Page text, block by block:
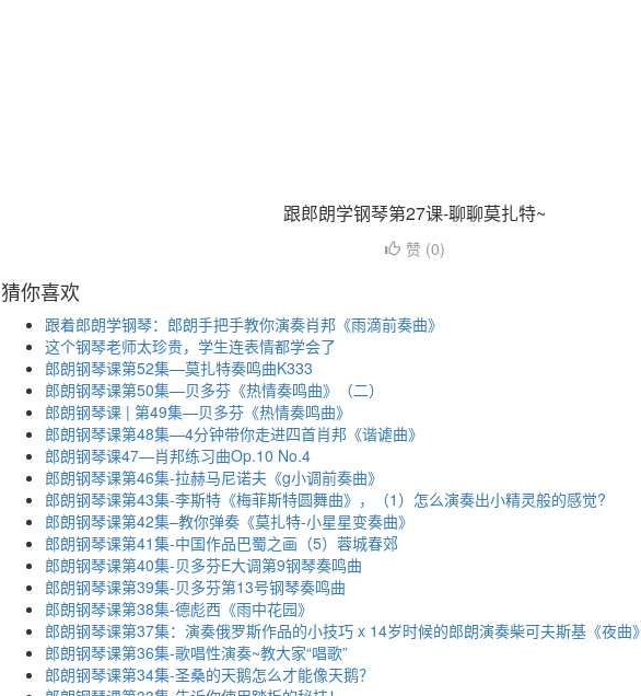
跟郎朗学钢琴第27课-聊聊莫扎特~
赞 (0)
猜你喜欢
跟着郎朗学钢琴：郎朗手把手教你演奏肖邦《雨滴前奏曲》
这个钢琴老师太珍贵，学生连表情都学会了
郎朗钢琴课第52集—莫扎特奏鸣曲K333
郎朗钢琴课第50集—贝多芬《热情奏鸣曲》（二）
郎朗钢琴课 | 第49集—贝多芬《热情奏鸣曲》
郎朗钢琴课第48集—4分钟带你走进四首肖邦《谐谑曲》
郎朗钢琴课47—肖邦练习曲Op.10 No.4
郎朗钢琴课第46集-拉赫马尼诺夫《g小调前奏曲》
郎朗钢琴课第43集-李斯特《梅菲斯特圆舞曲》，（1）怎么演奏出小精灵般的感觉?
郎朗钢琴课第42集–教你弹奏《莫扎特-小星星变奏曲》
郎朗钢琴课第41集-中国作品巴蜀之画（5）蓉城春郊
郎朗钢琴课第40集-贝多芬E大调第9钢琴奏鸣曲
郎朗钢琴课第39集-贝多芬第13号钢琴奏鸣曲
郎朗钢琴课第38集-德彪西《雨中花园》
郎朗钢琴课第37集：演奏俄罗斯作品的小技巧 x 14岁时候的郎朗演奏柴可夫斯基《夜曲》
郎朗钢琴课第36集-歌唱性演奏~教大家“唱歌”
郎朗钢琴课第34集-圣桑的天鹅怎么才能像天鹅？